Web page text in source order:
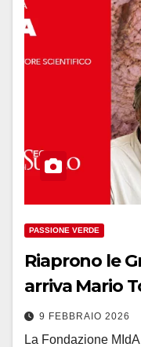
PASSIONE VERDE
Riaprono le
arriva Mario
9 FEBBRAIO 2026
La Fondazione